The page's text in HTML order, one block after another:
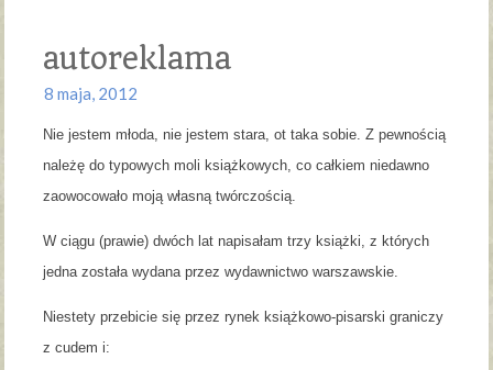
autoreklama
8 maja, 2012
Nie jestem młoda, nie jestem stara, ot taka sobie. Z pewnością
należę do typowych moli książkowych, co całkiem niedawno
zaowocowało moją własną twórczością.
W ciągu (prawie) dwóch lat napisałam trzy książki, z których
jedna została wydana przez wydawnictwo warszawskie.
Niestety przebicie się przez rynek książkowo-pisarski graniczy
z cudem i: